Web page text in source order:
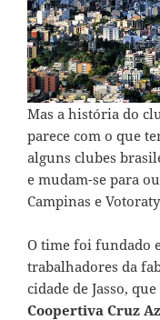
Mas a história do
parece com o que
alguns clubes
e mudam-se para
Campinas e
O time foi fundado
trabalhadores da
cidade de Jasso,
Coopertiva Cruz